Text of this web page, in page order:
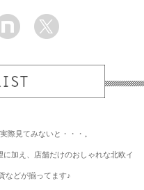
際見てみないと・・・。
加え、店舗だけのおしゃれな北欧イ
などが揃ってます♪